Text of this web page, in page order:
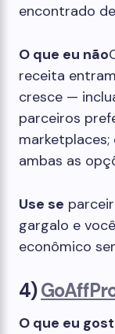
encontrado
O que eu não
receita
cresce —
parceiros
ambas as
Use se
gargalo e
econômico
4)
O que eu